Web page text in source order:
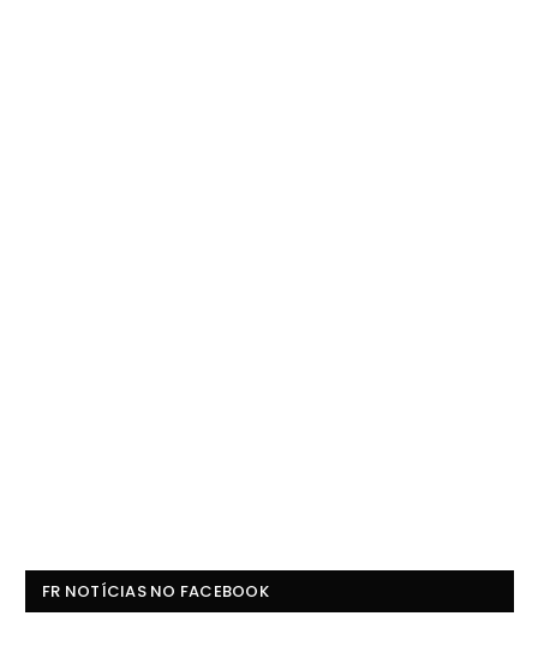
FR NOTÍCIAS NO FACEBOOK